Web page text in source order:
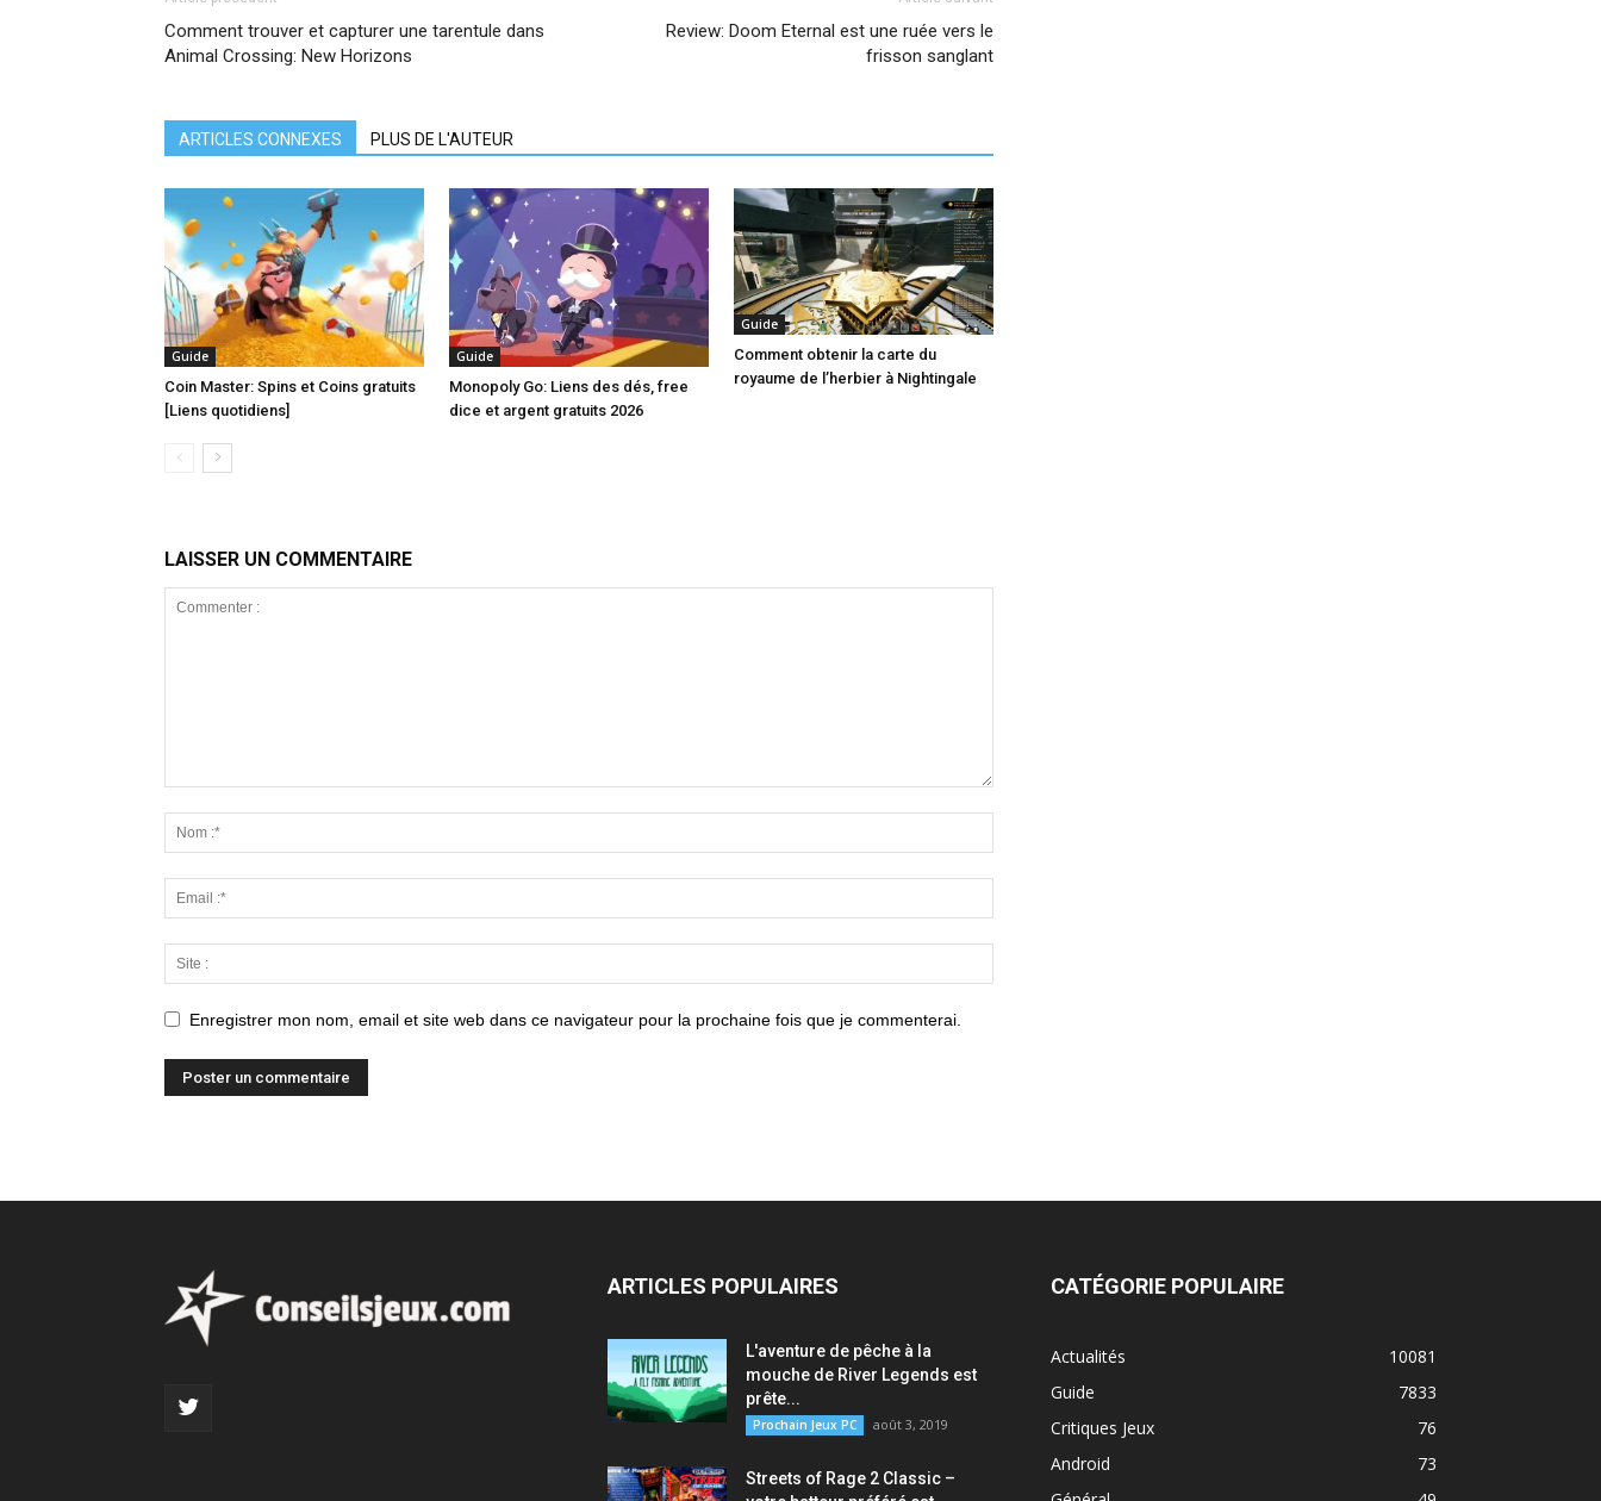
Comment trouver et capturer une tarentule dans
Animal Crossing: New Horizons
Review: Doom Eternal est une ruée vers le
frisson sanglant
ARTICLES CONNEXES PLUS DE L'AUTEUR
Guide
Coin Master: Spins et Coins gratuits
[Liens quotidiens]
Guide
Monopoly Go: Liens des dés, free
dice et argent gratuits 2026
Guide
Comment obtenir la carte du
royaume de l’herbier à Nightingale
LAISSER UN COMMENTAIRE
Enregistrer mon nom, email et site web dans ce navigateur pour la prochaine fois que je commenterai.
ARTICLES POPULAIRES
L'aventure de pêche à la
mouche de River Legends est
prête...
Prochain Jeux PC août 3, 2019
Streets of Rage 2 Classic –
CATÉGORIE POPULAIRE
Actualités
10081
Guide
7833
Critiques Jeux
76
Android
73